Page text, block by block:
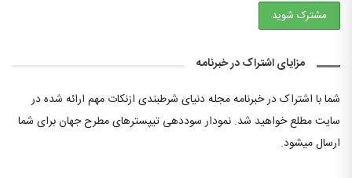
مزایای اشتراک در خبرنامه
شما با اشتراک در خبرنامه مجله دنیای شرطبندی ازنکات مهم ارائه شده در
سایت مطلع خواهید شد. نمودار سوددهی تیپسترهای مطرح جهان برای شما
ارسال میشود.